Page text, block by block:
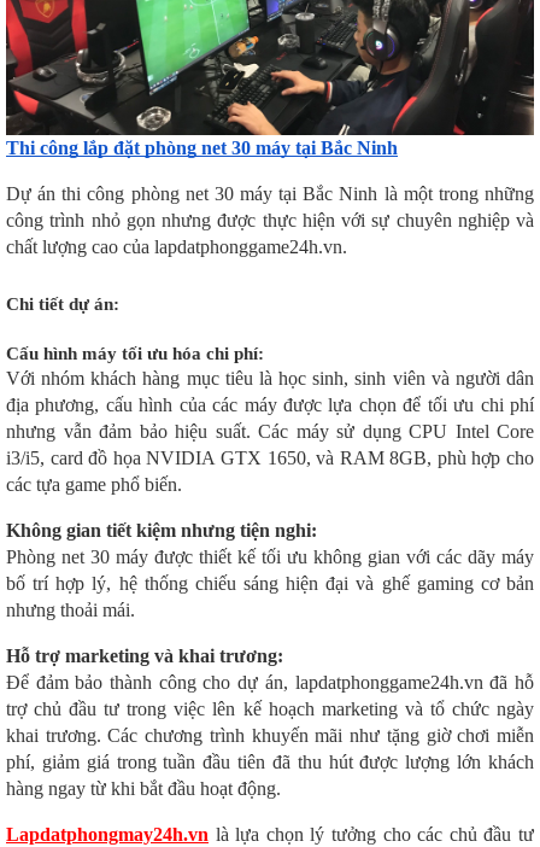
Thi công lắp đặt phòng net 30 máy tại Bắc Ninh
Dự án thi công phòng net 30 máy tại Bắc Ninh là một trong những
công trình nhỏ gọn nhưng được thực hiện với sự chuyên nghiệp và
chất lượng cao của lapdatphonggame24h.vn.
Chi tiết dự án:
Cấu hình máy tối ưu hóa chi phí:
Với nhóm khách hàng mục tiêu là học sinh, sinh viên và người dân
địa phương, cấu hình của các máy được lựa chọn để tối ưu chi phí
nhưng vẫn đảm bảo hiệu suất. Các máy sử dụng CPU Intel Core
i3/i5, card đồ họa NVIDIA GTX 1650, và RAM 8GB, phù hợp cho
các tựa game phổ biến.
Không gian tiết kiệm nhưng tiện nghi:
Phòng net 30 máy được thiết kế tối ưu không gian với các dãy máy
bố trí hợp lý, hệ thống chiếu sáng hiện đại và ghế gaming cơ bản
nhưng thoải mái.
Hỗ trợ marketing và khai trương:
Để đảm bảo thành công cho dự án, lapdatphonggame24h.vn đã hỗ
trợ chủ đầu tư trong việc lên kế hoạch marketing và tổ chức ngày
khai trương. Các chương trình khuyến mãi như tặng giờ chơi miễn
phí, giảm giá trong tuần đầu tiên đã thu hút được lượng lớn khách
hàng ngay từ khi bắt đầu hoạt động.
Lapdatphongmay24h.vn là lựa chọn lý tưởng cho các chủ đầu tư